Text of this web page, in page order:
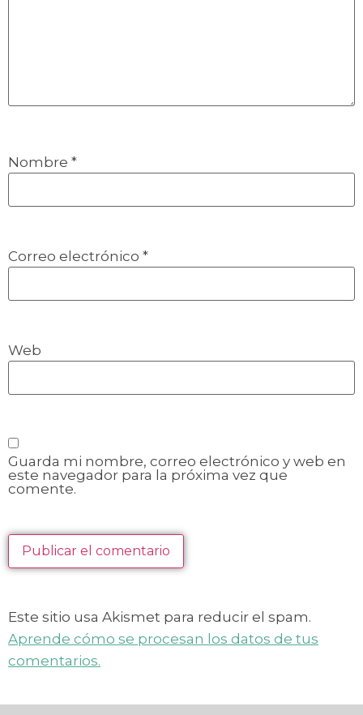
Nombre *
Correo electrónico *
Web
Guarda mi nombre, correo electrónico y web en
este navegador para la próxima vez que
comente.
Este sitio usa Akismet para reducir el spam.
Aprende cómo se procesan los datos de tus
comentarios.